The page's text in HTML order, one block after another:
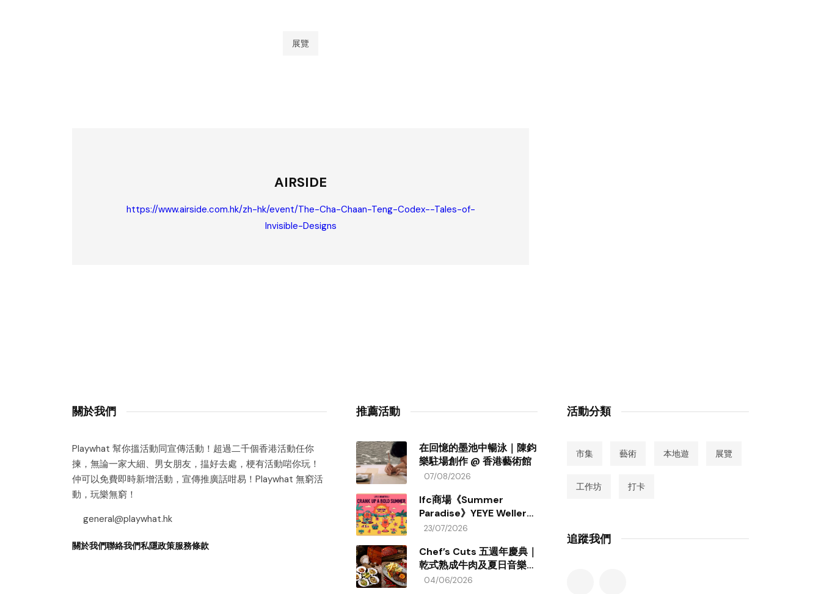
展覽
AIRSIDE
https://www.airside.com.hk/zh-hk/event/The-Cha-Chaan-Teng-Codex--Tales-of-
Invisible-Designs
關於我們
Playwhat 幫你搵活動同宣傳活動！超過二千個香港活動任你
揀，無論一家大細、男女朋友，揾好去處，梗有活動啱你玩！
仲可以免費即時新增活動，宣傳推廣話咁易！Playwhat 無窮活
動，玩樂無窮！
general@playwhat.hk
關於我們聯絡我們私隱政策服務條款
推薦活動
在回憶的墨池中暢泳｜陳鈞
樂駐場創作 @ 香港藝術館
07/08/2026
Ifc商場《Summer
Paradise》YEYE Weller
夏日藝術裝置
23/07/2026
Chef’s Cuts 五週年慶典｜
乾式熟成牛肉及夏日音樂餐
飲活動
04/06/2026
活動分類
市集 藝術 本地遊 展覽
工作坊 打卡
追蹤我們